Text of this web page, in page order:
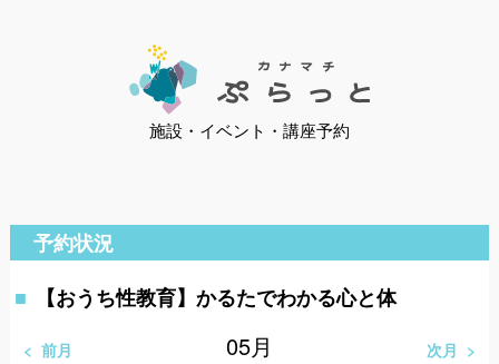
施設・イベント・講座予約
予約状況
【おうち性教育】かるたでわかる心と体
前月 05月 次月